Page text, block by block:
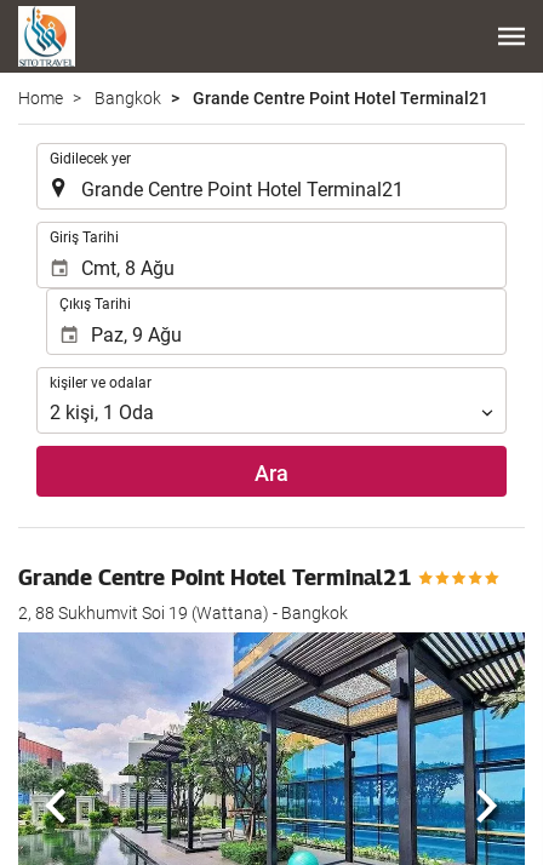
Home Bangkok Grande Centre Point Hotel Terminal21
Gidilecek yer
Giriş Tarihi
Çıkış Tarihi
kişiler
ve
odalar
kişiler ve odalar
2 kişi, 1 Oda
Ara
Grande Centre Point Hotel Terminal21
2, 88 Sukhumvit Soi 19 (Wattana) - Bangkok
Önceki